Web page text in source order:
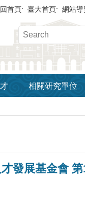
回首頁 臺大首頁 網站導
相關研究單位
發展基金會